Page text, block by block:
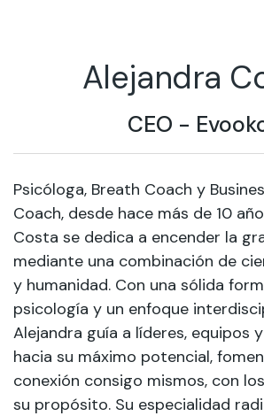
CEO -
Alejandra
Psicóloga, Breath Coach y
Coach, desde hace más de 10
Costa se dedica a encender la
mediante una combinación de
y humanidad. Con una sólida
psicología y un enfoque
Alejandra guía a líderes, equipos
hacia su máximo potencial,
conexión consigo mismos, con
su propósito. Su especialidad